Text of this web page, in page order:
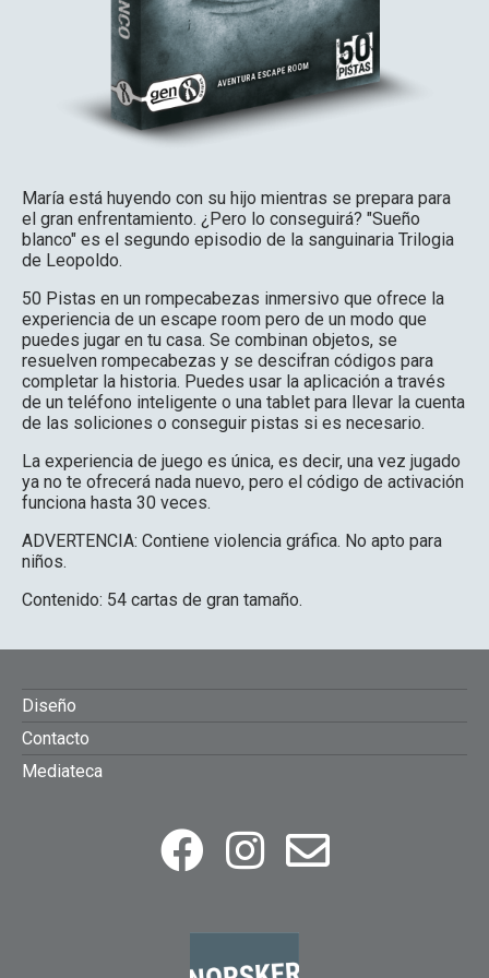
María está huyendo con su hijo mientras se prepara para
el gran enfrentamiento. ¿Pero lo conseguirá? "Sueño
blanco" es el segundo episodio de la sanguinaria Trilogia
de Leopoldo.
50 Pistas en un rompecabezas inmersivo que ofrece la
experiencia de un escape room pero de un modo que
puedes jugar en tu casa. Se combinan objetos, se
resuelven rompecabezas y se descifran códigos para
completar la historia. Puedes usar la aplicación a través
de un teléfono inteligente o una tablet para llevar la cuenta
de las soliciones o conseguir pistas si es necesario.
La experiencia de juego es única, es decir, una vez jugado
ya no te ofrecerá nada nuevo, pero el código de activación
funciona hasta 30 veces.
ADVERTENCIA: Contiene violencia gráfica. No apto para
niños.
Contenido: 54 cartas de gran tamaño.
FOOTER
MENU
Diseño
Contacto
Mediateca